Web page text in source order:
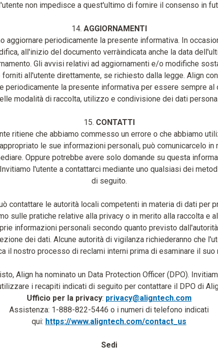
non impedisce a quest'ultimo di fornire il consenso in
14. AGGIORNAMENTI
aggiornare periodicamente la presente informativa. In
all'inizio del documento verràindicata anche la data
Gli avvisi relativi ad aggiornamenti e/o modifiche
forniti all'utente direttamente, se richiesto dalla legge. Align
periodicamente la presente informativa per essere sempre al
modalità di raccolta, utilizzo e condivisione dei dati
15. CONTATTI
ritiene che abbiamo commesso un errore o che abbiamo
le sue informazioni personali, può comunicarcelo in
Oppure potrebbe avere solo domande su questa
l'utente a contattarci mediante uno qualsiasi dei
di seguito.
contattare le autorità locali competenti in materia di dati per
sulle pratiche relative alla privacy o in merito alla raccolta e
informazioni personali secondo quanto previsto
dei dati. Alcune autorità di vigilanza richiederanno che
il nostro processo di reclami interni prima di esaminare il suo
Align ha nominato un Data Protection Officer (DPO).
i recapiti indicati di seguito per contattare il DPO di
Ufficio per la privacy: privacy@aligntech.com
Assistenza: 1-888-822-5446 o i numeri di telefono indicati
qui: https://www.aligntech.com/contact_us
Sedi